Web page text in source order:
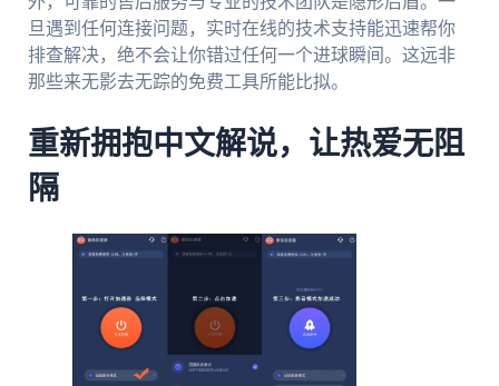
旦遇到任何连接问题，实时在线的技术支持能迅速帮你
排查解决，绝不会让你错过任何一个进球瞬间。这远非
那些来无影去无踪的免费工具所能比拟。
重新拥抱中文解说，让热爱无阻
隔